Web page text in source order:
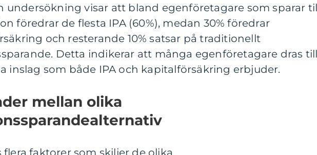
undersökning visar att bland egenföretagare som sparar
föredrar de flesta IPA (60%), medan 30% föredrar
och resterande 10% satsar på traditionellt
Detta indikerar att många egenföretagare dras
inslag som både IPA och kapitalförsäkring erbjuder.
mellan olika
flera faktorer som skiljer de olika